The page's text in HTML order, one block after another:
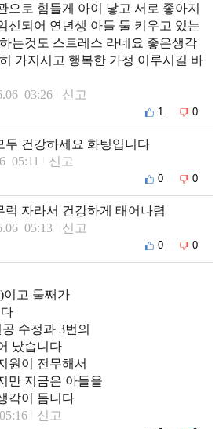
으로 힘들게 아이 낳고 서로 좋아지
신되어 연년생 아들 둘 키우고 있는
는것도 스트레스 라네요 좋은생각
가지시고 행복한 가정 이루시길 바
03:26 신고
1 0
두 건강하세요 화팅입니다
05:11 신고
0 0
럭 자라서 건강하게 태어나렴
05:13 신고
0 0
이고 둘째가
수정과 3번의
났습니다
원이 전무해서
만 지금은 아들을
각이 듬니다
신고